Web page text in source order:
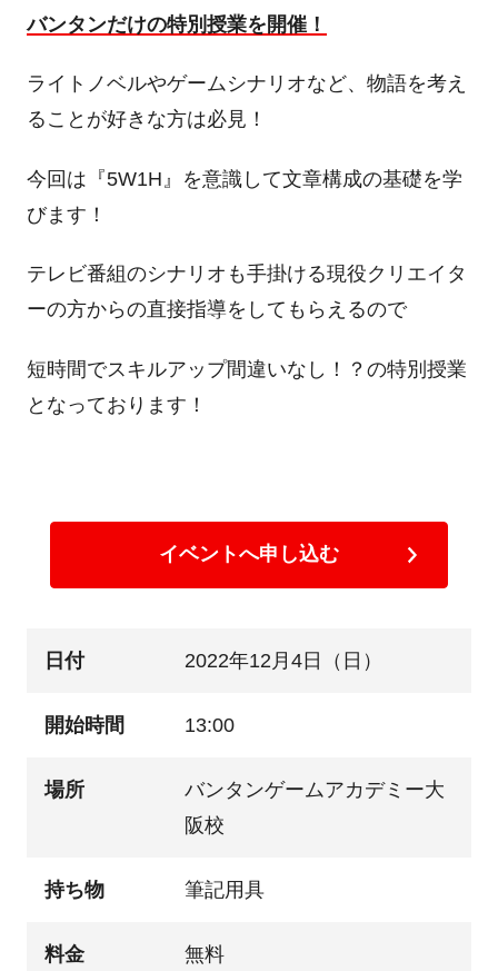
バンタンだけの特別授業を開催！
ライトノベルやゲームシナリオなど、物語を考え
ることが好きな方は必見！
今回は『5W1H』を意識して文章構成の基礎を学
びます！
テレビ番組のシナリオも手掛ける現役クリエイタ
ーの方からの直接指導をしてもらえるので
短時間でスキルアップ間違いなし！？の特別授業
となっております！
イベントへ申し込む
日付 2022年12月4日（日）
開始時間 13:00
場所
バンタンゲームアカデミー大
阪校
持ち物 筆記用具
料金 無料